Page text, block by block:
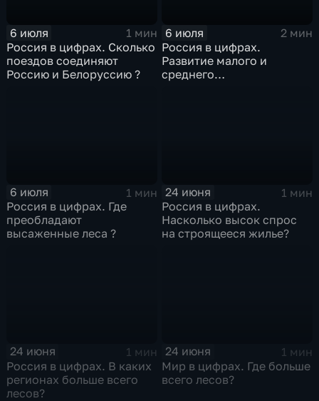
6 июля
1 мин
Россия в цифрах. Сколько
поездов соединяют
Россию и Белоруссию ?
6 июля
2 мин
Россия в цифрах.
Развитие малого и
среднего
6 июля
1 мин
Россия в цифрах. Где
преобладают
высаженные леса ?
24 июня
1 мин
Россия в цифрах.
Насколько высок спрос
на строящееся жилье?
24 июня
1 мин
Россия в цифрах. В каких
регионах больше всего
лесов?
24 июня
1 мин
Мир в цифрах. Где больше
всего лесов?